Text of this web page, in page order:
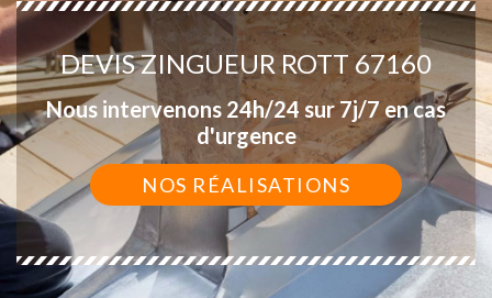
DEVIS ZINGUEUR ROTT 67160
Nous intervenons 24h/24 sur 7j/7 en cas
d'urgence
NOS RÉALISATIONS